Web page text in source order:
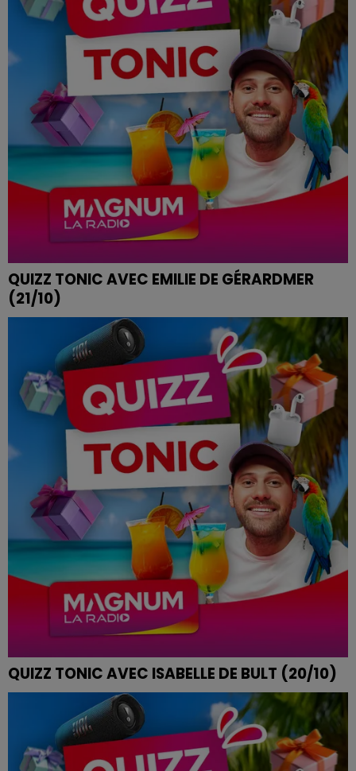
QUIZZ TONIC AVEC EMILIE DE GÉRARDMER
(21/10)
QUIZZ TONIC AVEC ISABELLE DE BULT (20/10)